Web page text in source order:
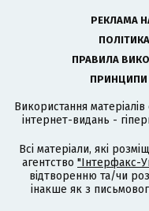
РЕКЛАМА
ПРАВИЛА
ПРИНЦИПИ
Використання
інтернет-видань -
Всі матеріали, які
агентство "Інтерфакс-
відтворенню та/чи
інакше як з